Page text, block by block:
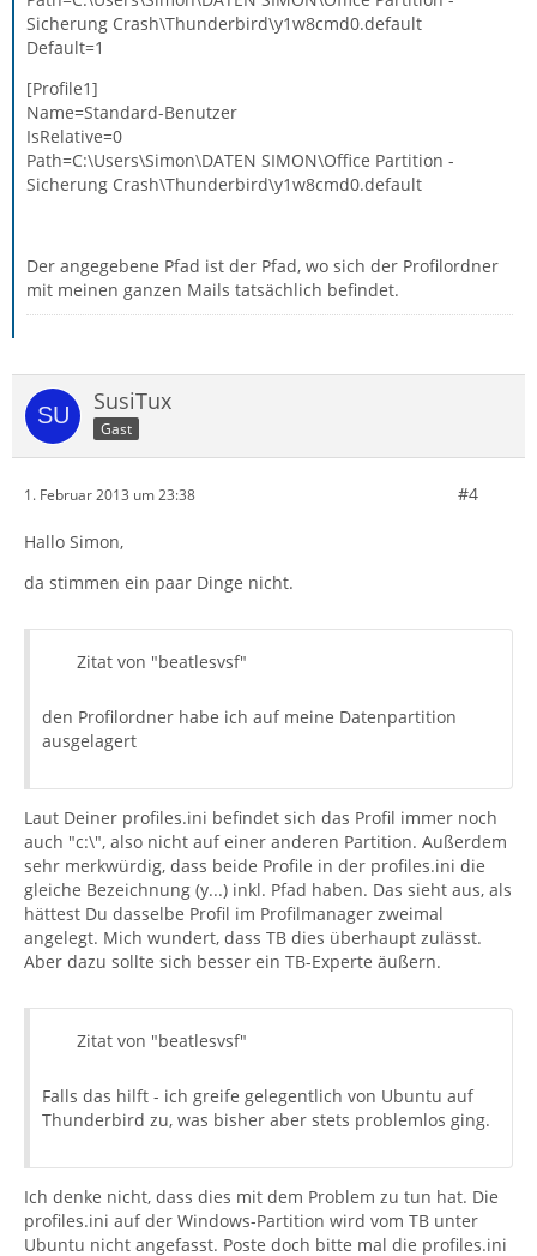
Sicherung Crash\Thunderbird\y1w8cmd0.default
Default=1
[Profile1]
Name=Standard-Benutzer
IsRelative=0
Path=C:\Users\Simon\DATEN SIMON\Office Partition -
Sicherung Crash\Thunderbird\y1w8cmd0.default
Der angegebene Pfad ist der Pfad, wo sich der Profilordner
mit meinen ganzen Mails tatsächlich befindet.
SusiTux
Gast
1. Februar 2013 um 23:38 #4
Hallo Simon,
da stimmen ein paar Dinge nicht.
Zitat von "beatlesvsf"
den Profilordner habe ich auf meine Datenpartition
ausgelagert
Laut Deiner profiles.ini befindet sich das Profil immer noch
auch "c:\", also nicht auf einer anderen Partition. Außerdem
sehr merkwürdig, dass beide Profile in der profiles.ini die
gleiche Bezeichnung (y...) inkl. Pfad haben. Das sieht aus, als
hättest Du dasselbe Profil im Profilmanager zweimal
angelegt. Mich wundert, dass TB dies überhaupt zulässt.
Aber dazu sollte sich besser ein TB-Experte äußern.
Zitat von "beatlesvsf"
Falls das hilft - ich greife gelegentlich von Ubuntu auf
Thunderbird zu, was bisher aber stets problemlos ging.
Ich denke nicht, dass dies mit dem Problem zu tun hat. Die
profiles.ini auf der Windows-Partition wird vom TB unter
Ubuntu nicht angefasst. Poste doch bitte mal die profiles.ini